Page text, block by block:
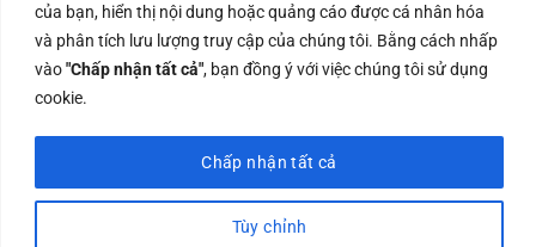
của bạn, hiển thị nội dung hoặc quảng cáo được cá nhân hóa
và phân tích lưu lượng truy cập của chúng tôi. Bằng cách nhấp
vào"Chấp nhận tất cả", bạn đồng ý với việc chúng tôi sử dụng
cookie.
Tùy chỉnh
Chấp nhận tất cả
Công ty TNHH Nam Bình Xương - Số ĐKKD: 0108783483
cấp ngày 14/06/2019 bởi Sở Kế Hoạch và Đầu Tư Tp. Hà
Nội
Copyrights @2023 Nam Binh Xuong. All Rights Reserved